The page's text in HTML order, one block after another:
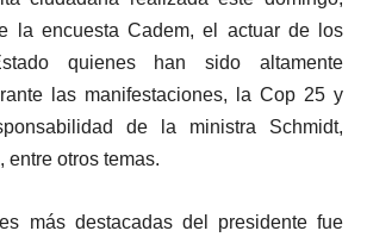
la encuesta Cadem, el actuar de los
quienes han sido altamente
las manifestaciones, la Cop 25 y
de la ministra Schmidt,
entre otros temas.
más destacadas del presidente fue